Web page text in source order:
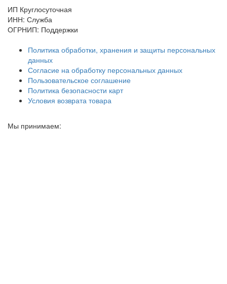
ИП Круглосуточная
ИНН: Служба
ОГРНИП: Поддержки
Политика обработки, хранения и защиты персональных
данных
Согласие на обработку персональных данных
Пользовательское соглашение
Политика безопасности карт
Условия возврата товара
Мы принимаем: